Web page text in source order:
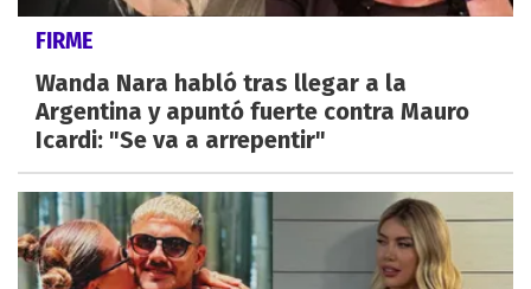
FIRME
Wanda Nara habló tras llegar a la
Argentina y apuntó fuerte contra Mauro
Icardi: "Se va a arrepentir"